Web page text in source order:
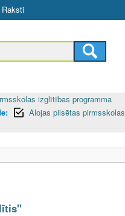
Raksti
izglītības programma
Alojas pilsētas pirmsskolas